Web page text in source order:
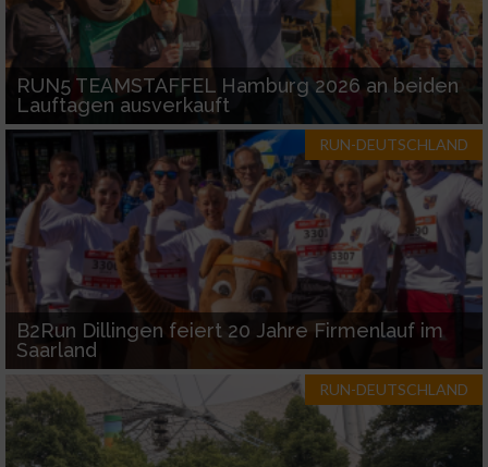
RUN5 TEAMSTAFFEL Hamburg 2026 an beiden
Lauftagen ausverkauft
RUN-DEUTSCHLAND
B2Run Dillingen feiert 20 Jahre Firmenlauf im
Saarland
RUN-DEUTSCHLAND